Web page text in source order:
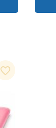
favorite_border